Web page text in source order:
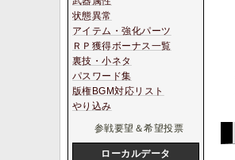
状態異常
アイテム・強化パーツ
ＲＰ獲得ボーナス一覧
裏技・小ネタ
パスワード集
版権BGM対応リスト
やり込み
参戦要望＆希望投票
ローカルデータ